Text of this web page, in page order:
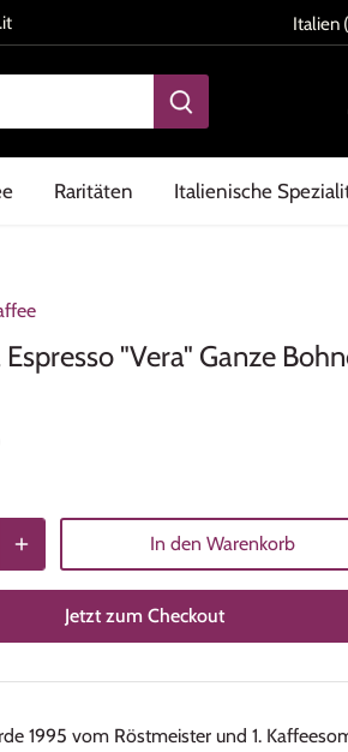
Italien
Raritäten Italienische
"Vera" Ganze
In den Warenkorb
Jetzt zum Checkout
1995 vom Röstmeister und 1.